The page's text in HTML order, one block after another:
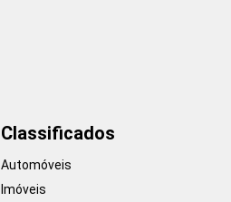
Classificados
Automóveis
Imóveis